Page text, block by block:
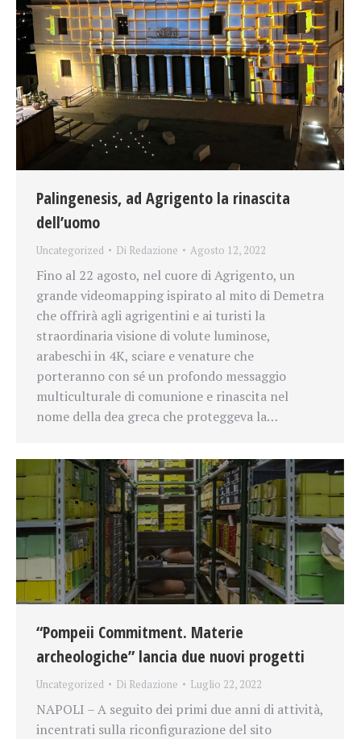
Palingenesis, ad Agrigento la rinascita
dell’uomo
Uncategorized Di Redazione Agosto 12, 2022
Fino al 22 agosto, nel cuore di Agrigento, un
grande videomapping ispirato al mito di Demetra
che offrirà agli agrigentini e ai turisti la
straordinaria visione di volute luminose,
arabeschi in 4K, sciare e venature che
porteranno con sé un profondo messaggio
multiculturale di comunione e rinascita nel
nome della dea greca che proteggeva la…
“Pompeii Commitment. Materie
archeologiche” lancia due nuovi progetti
Uncategorized Di Redazione Luglio 22, 2022
NAPOLI – A seguito dei primi due anni di attività,
incentrati sulla riconfigurazione del sito